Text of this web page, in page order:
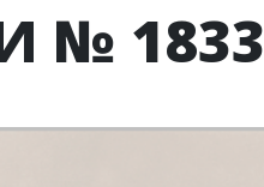
№ 1833